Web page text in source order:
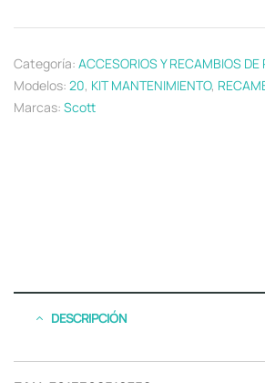
Categoría: ACCESORIOS Y RECAMBIOS DE
Modelos: 20, KIT MANTENIMIENTO,
Marcas: Scott
DESCRIPCIÓN